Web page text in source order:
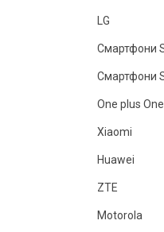
LG
Смартфони
Смартфони
One plus One
Xiaomi
Huawei
ZTE
Motorola